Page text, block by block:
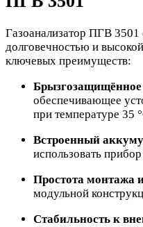
Газоанализатор ПГВ
долговечностью и
ключевых преимуществ:
Брызгозащищённое
обеспечивающее
при температуре 35
Встроенный
использовать
Простота монтажа
модульной
Стабильность к